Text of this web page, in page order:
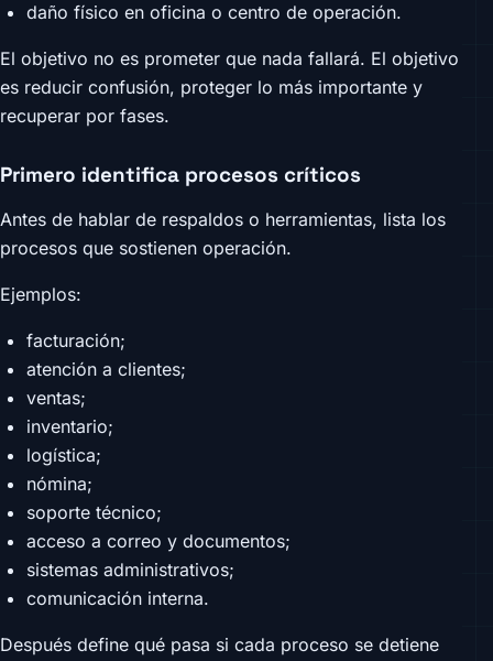
daño físico en oficina o centro de operación.
El objetivo no es prometer que nada fallará. El objetivo
es reducir confusión, proteger lo más importante y
recuperar por fases.
Primero identifica procesos críticos
Antes de hablar de respaldos o herramientas, lista los
procesos que sostienen operación.
Ejemplos:
facturación;
atención a clientes;
ventas;
inventario;
logística;
nómina;
soporte técnico;
acceso a correo y documentos;
sistemas administrativos;
comunicación interna.
Después define qué pasa si cada proceso se detiene